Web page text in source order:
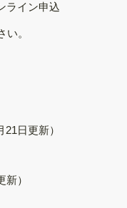
ライン申込
。
日更新）
）